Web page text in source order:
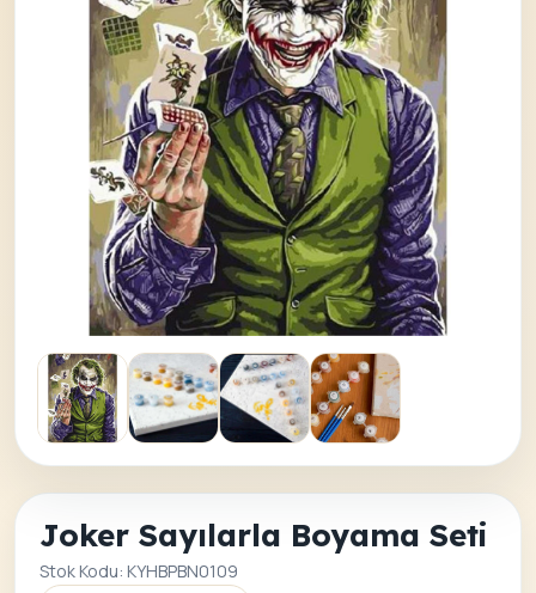
Joker Sayılarla Boyama Seti
Stok Kodu: KYHBPBN0109